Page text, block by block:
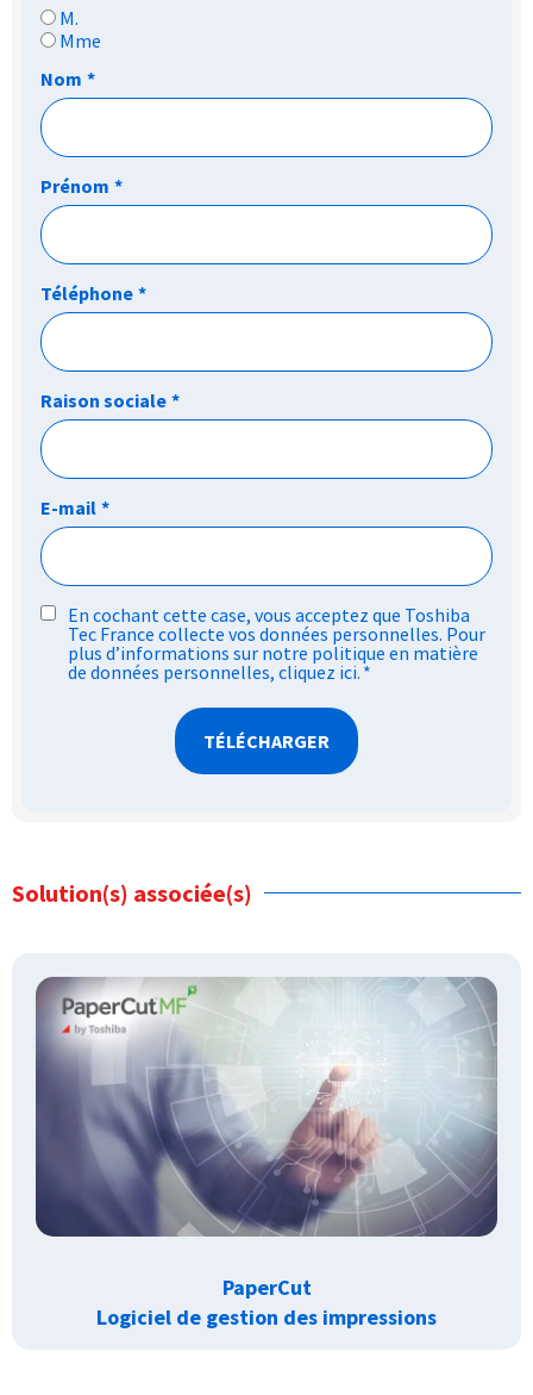
M.
Mme
Nom *
Prénom *
Téléphone *
Raison sociale *
E-mail *
RGPDEn cochant cette case, vous acceptez que Toshiba
Tec France collecte vos données personnelles. Pour
plus d’informations sur notre politique en matière
de données personnelles, cliquez ici.*
Solution(s) associée(s)
PaperCut
Logiciel de gestion des impressions